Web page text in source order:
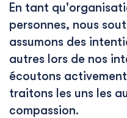
En tant
personnes, nous
assumons des
autres lors de nos
écoutons
traitons les uns les
compassion.